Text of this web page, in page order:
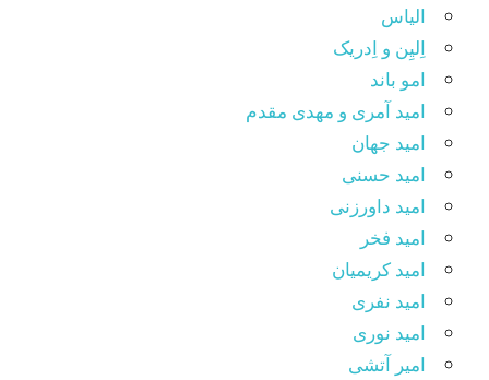
الیاس
اِلیِن و اِدریک
امو باند
امید آمری و مهدی مقدم
امید جهان
امید حسنی
امید داورزنی
امید فخر
امید کریمیان
امید نفری
امید نوری
امیر آتشی